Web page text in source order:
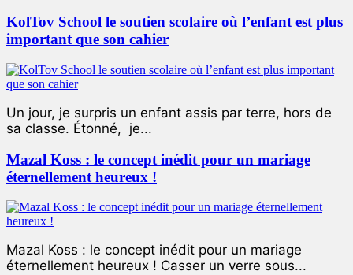
KolTov School le soutien scolaire où l’enfant est plus
important que son cahier
Un jour, je surpris un enfant assis par terre, hors de
sa classe. Étonné, je...
Mazal Koss : le concept inédit pour un mariage
éternellement heureux !
Mazal Koss : le concept inédit pour un mariage
éternellement heureux ! Casser un verre sous...